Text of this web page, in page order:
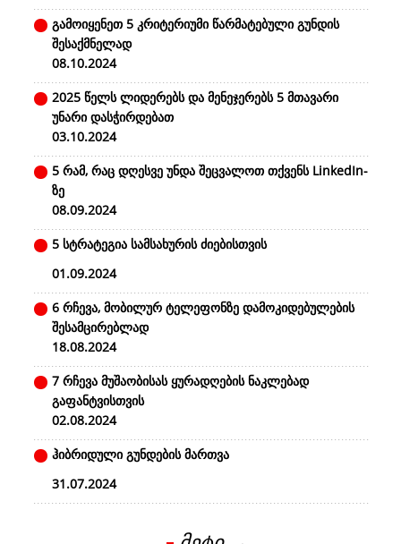
გამოიყენეთ 5 კრიტერიუმი წარმატებული გუნდის
შესაქმნელად
08.10.2024
2025 წელს ლიდერებს და მენეჯერებს 5 მთავარი
უნარი დასჭირდებათ
03.10.2024
5 რამ, რაც დღესვე უნდა შეცვალოთ თქვენს LinkedIn-
ზე
08.09.2024
5 სტრატეგია სამსახურის ძიებისთვის
01.09.2024
6 რჩევა, მობილურ ტელეფონზე დამოკიდებულების
შესამცირებლად
18.08.2024
7 რჩევა მუშაობისას ყურადღების ნაკლებად
გაფანტვისთვის
02.08.2024
ჰიბრიდული გუნდების მართვა
31.07.2024